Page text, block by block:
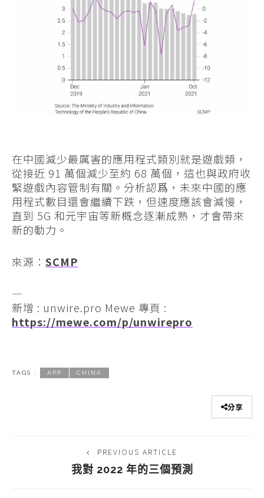
在中國減少最厲害的應用程式類別就是遊戲類，
從接近 91 萬個減少至約 68 萬個，這也與政府收
緊遊戲內容管制有關。分析認爲，未來中國的應
用程式數目還會繼續下跌，但速度應該會減慢，
直到 5G 和元宇宙等新概念逐漸成熟，才會帶來
新的動力。
來源： SCMP
—
新增 : unwire.pro Mewe 專頁 :
https://mewe.com/p/unwirepro
TAGS : APP CHINA
分享
PREVIOUS ARTICLE
我對 2022 年的三個預測